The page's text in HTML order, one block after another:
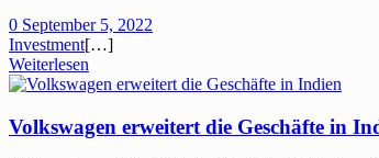
0 September 5, 2022
Investment[…]
Weiterlesen
Volkswagen erweitert die Geschäfte in